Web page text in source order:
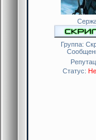
Группа:
Статус: